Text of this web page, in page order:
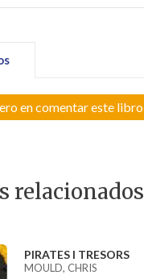
en comentar este libro
relacionados
PIRATES I TRESORS
MOULD, CHRIS